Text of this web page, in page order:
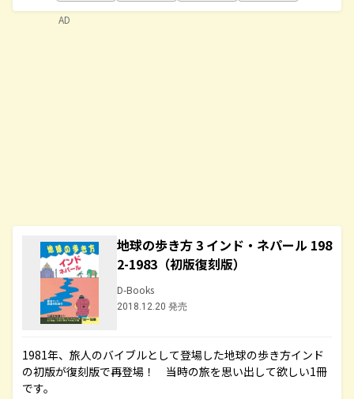
地球の歩き方 3 インド・ネパール 198
2-1983（初版復刻版）
D-Books
2018.12.20 発売
1981年、旅人のバイブルとして登場した地球の歩き方インド
の初版が復刻版で再登場！ 当時の旅を思い出して欲しい1冊
です。
AD